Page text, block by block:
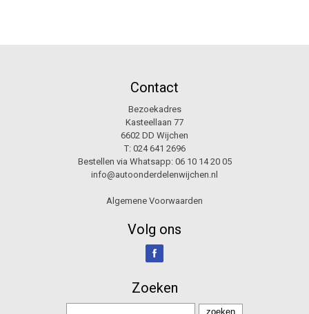
Contact
Bezoekadres
Kasteellaan 77
6602 DD Wijchen
T: 024 641 2696
Bestellen via Whatsapp: 06 10 14 20 05
info@autoonderdelenwijchen.nl
Algemene Voorwaarden
Volg ons
Zoeken